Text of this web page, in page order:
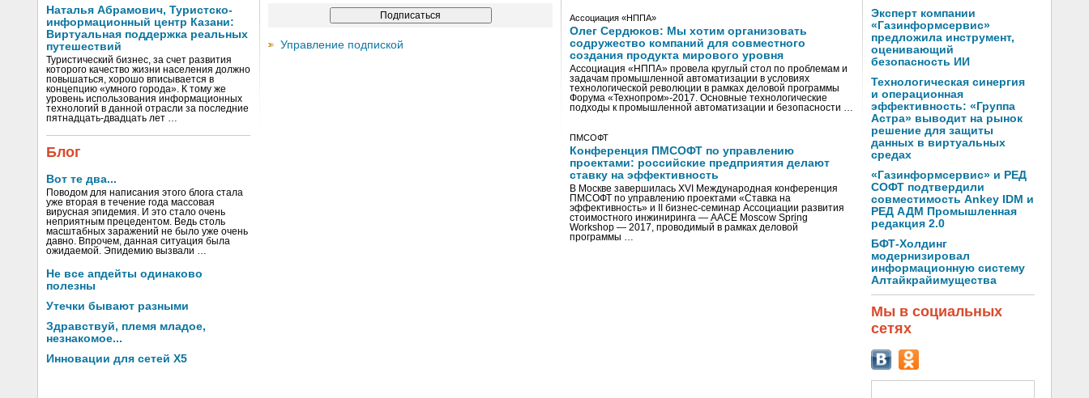
Наталья Абрамович, Туристско-
информационный центр Казани:
Виртуальная поддержка реальных
путешествий
Туристический бизнес, за счет развития
которого качество жизни населения должно
повышаться, хорошо вписывается в
концепцию «умного города». К тому же
уровень использования информационных
технологий в данной отрасли за последние
пятнадцать-двадцать лет …
Блог
Вот те два...
Поводом для написания этого блога стала
уже вторая в течение года массовая
вирусная эпидемия. И это стало очень
неприятным прецедентом. Ведь столь
масштабных заражений не было уже очень
давно. Впрочем, данная ситуация была
ожидаемой. Эпидемию вызвали …
Не все апдейты одинаково
полезны
Утечки бывают разными
Здравствуй, племя младое,
незнакомое...
Инновации для сетей X5
Управление подпиской
Ассоциация «НППА»
Олег Сердюков: Мы хотим организовать
содружество компаний для совместного
создания продукта мирового уровня
Ассоциация «НППА» провела круглый стол по проблемам и
задачам промышленной автоматизации в условиях
технологической революции в рамках деловой программы
Форума «Технопром»-2017. Основные технологические
подходы к промышленной автоматизации и безопасности …
ПМСОФТ
Конференция ПМСОФТ по управлению
проектами: российские предприятия делают
ставку на эффективность
В Москве завершилась XVI Международная конференция
ПМСОФТ по управлению проектами «Ставка на
эффективность» и II бизнес-семинар Ассоциации развития
стоимостного инжиниринга — AACE Moscow Spring
Workshop — 2017, проводимый в рамках деловой
программы …
Эксперт компании
«Газинформсервис»
предложила инструмент,
оценивающий
безопасность ИИ
Технологическая синергия
и операционная
эффективность: «Группа
Астра» выводит на рынок
решение для защиты
данных в виртуальных
средах
«Газинформсервис» и РЕД
СОФТ подтвердили
совместимость Ankey IDM и
РЕД АДМ Промышленная
редакция 2.0
БФТ-Холдинг
модернизировал
информационную систему
Алтайкрайимущества
Мы в социальных
сетях